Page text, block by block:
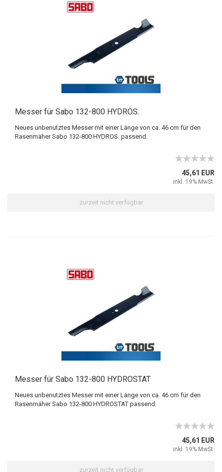
Messer für Sabo 132-800 HYDROS.
Neues unbenutztes Messer mit einer Länge von ca. 46 cm für den
Rasenmäher Sabo 132-800 HYDROS. passend.
45,61 EUR
inkl. 19% MwSt.
zurzeit nicht verfügbar
Messer für Sabo 132-800 HYDROSTAT
Neues unbenutztes Messer mit einer Länge von ca. 46 cm für den
Rasenmäher Sabo 132-800 HYDROSTAT passend.
45,61 EUR
inkl. 19% MwSt.
zurzeit nicht verfügbar